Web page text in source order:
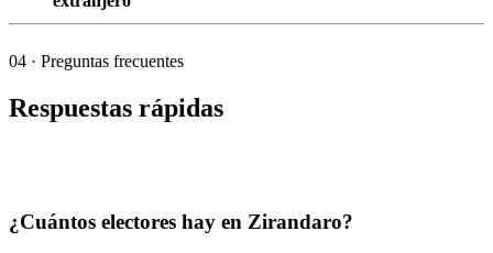
04 · Preguntas frecuentes
Respuestas rápidas
¿Cuántos electores hay en Zirandaro?